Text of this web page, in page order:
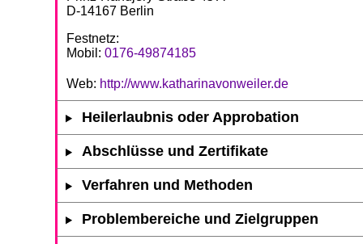
D-14167 Berlin
Festnetz:
Mobil: 0176-49874185
Web: http://www.katharinavonweiler.de
Heilerlaubnis oder Approbation
Abschlüsse und Zertifikate
Verfahren und Methoden
Problembereiche und Zielgruppen